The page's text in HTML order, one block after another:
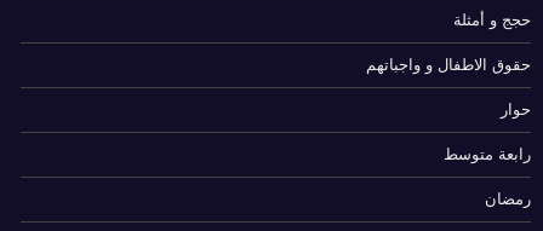
حجج و أمثلة
حقوق الاطفال و واجباتهم
حوار
رابعة متوسط
رمضان